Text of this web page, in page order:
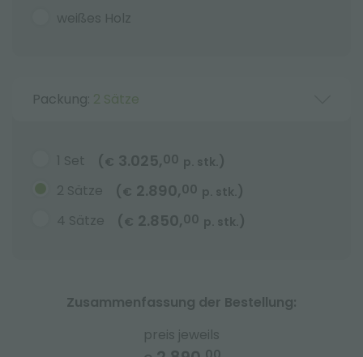
weißes Holz
Packung: 2 Sätze
1 Set ( € 3.025,00 p. stk. )
2 Sätze
( € 2.890,00 p. stk. )
4 Sätze
( € 2.850,00 p. stk. )
Zusammenfassung der Bestellung:
preis jeweils